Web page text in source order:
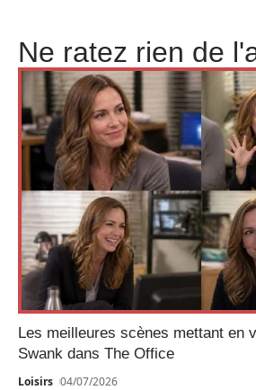
Ne ratez rien de
Les meilleures scènes mettant en
Swank dans The Office
Loisirs 04/07/2026